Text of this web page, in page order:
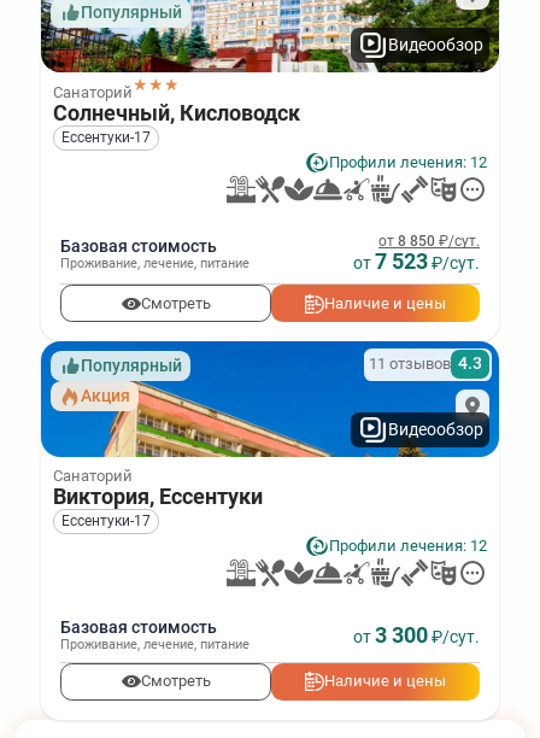
Популярный
Видеообзор
Санаторий★★★
Солнечный, Кисловодск
Ессентуки‑17
Профили лечения: 12
Базовая стоимость
Проживание, лечение, питание
от 8 850 ₽/сут.
от7 523₽/сут.
Смотреть Наличие и цены
Популярный
Акция
Видеообзор
Санаторий
11 отзывов 4.3
Виктория, Ессентуки
Ессентуки‑17
Профили лечения: 12
Базовая стоимость
Проживание, лечение, питание от3 300₽/сут.
Смотреть Наличие и цены